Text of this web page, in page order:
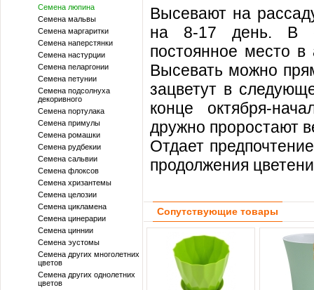
Семена люпина
Семена мальвы
Семена маргаритки
Семена наперстянки
Семена настурции
Семена пеларгонии
Семена петунии
Семена подсолнуха
декоривного
Семена портулака
Семена примулы
Семена ромашки
Семена рудбекии
Семена сальвии
Семена флоксов
Семена хризантемы
Семена целозии
Семена цикламена
Семена цинерарии
Семена циннии
Семена эустомы
Семена других многолетних
цветов
Семена других однолетних
цветов
Высевают на
на 8-17 день. В
постоянное место в
Высевать можно
зацветут в
конце октября-
дружно проростают
Отдает
продолжения
Сопутствующие товары